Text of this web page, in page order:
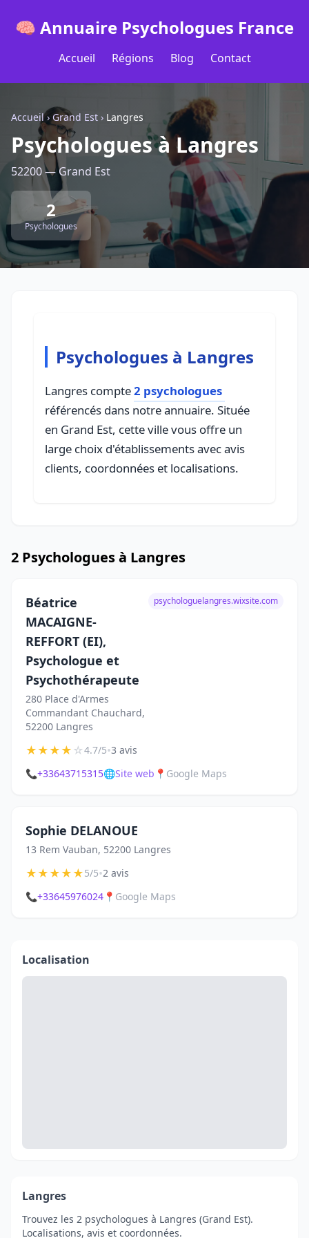
🧠 Annuaire Psychologues France
Accueil Régions Blog Contact
Accueil› Grand Est › Langres
Psychologues à Langres
52200 — Grand Est
2
Psychologues
Psychologues à Langres
Langres compte2 psychologues
référencés dans notre annuaire. Située
en Grand Est, cette ville vous offre un
large choix d'établissements avec avis
clients, coordonnées et localisations.
2 Psychologues à Langres
Béatrice
MACAIGNE-
REFFORT (EI),
Psychologue et
Psychothérapeute
280 Place d'Armes
Commandant Chauchard,
52200 Langres
psychologuelangres.wixsite.com
★★★★☆4.7/5•3 avis
📞+33643715315🌐Site web 📍 Google Maps
Sophie DELANOUE
13 Rem Vauban, 52200 Langres
★★★★★5/5•2 avis
📞+33645976024 📍 Google Maps
Localisation
Langres
Trouvez les 2 psychologues à Langres (Grand Est).
Localisations, avis et coordonnées.